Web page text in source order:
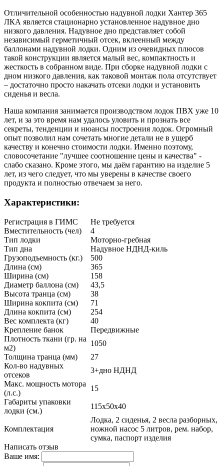
Отличительной особенностью надувной лодки Хантер 365
ЛКА является стационарно установленное надувное дно
низкого давления. Надувное дно представляет собой
независимый герметичный отсек, вклеенный между
баллонами надувной лодки. Одним из очевидных плюсов
такой конструкции является малый вес, компактность и
жесткость в собранном виде. При сборке надувной лодки с
дном низкого давления, как таковой монтаж пола отсутствует
– достаточно просто накачать отсеки лодки и установить
сиденья и весла.
Наша компания занимается производством лодок ПВХ уже 10
лет, и за это время нам удалось уловить и прознать все
секреты, тенденции и нюансы построения лодок. Огромный
опыт позволил нам сочетать многие детали не в ущерб
качеству и конечно стоимости лодки. Именно поэтому,
словосочетание "лучшее соотношение цены и качества" -
слабо сказано. Кроме этого, мы даём гарантию на изделие 5
лет, из чего следует, что мы уверены в качестве своего
продукта и полностью отвечаем за него.
Характеристики:
Регистрация в ГИМС
Не требуется
Вместительность (чел)
4
Тип лодки
Моторно-гребная
Тип дна
Надувное НДНД-киль
Грузоподъемность (кг.)
500
Длина (см)
365
Ширина (см)
158
Диаметр баллона (см)
43,5
Высота транца (см)
38
Ширина кокпита (см)
71
Длина кокпита (см)
254
Вес комплекта (кг)
40
Крепление банок
Передвижные
Плотность ткани (гр. на
м2)
1050
Толщина транца (мм)
27
Кол-во надувных
отсеков
3+дно НДНД
Макс. мощность мотора
(л.с.)
15
Габариты упаковки
лодки (см.)
115х50х40
Комплектация
Лодка, 2 сиденья, 2 весла разборных,
ножной насос 5 литров, рем. набор,
сумка, паспорт изделия
Написать отзыв
Ваше имя: